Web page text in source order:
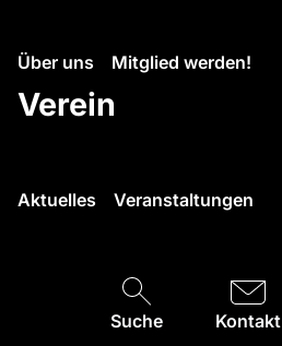
Über uns Mitglied werden!
Verein
Aktuelles Veranstaltungen
Suche Kontakt